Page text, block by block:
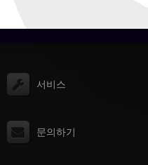
서비스
문의하기